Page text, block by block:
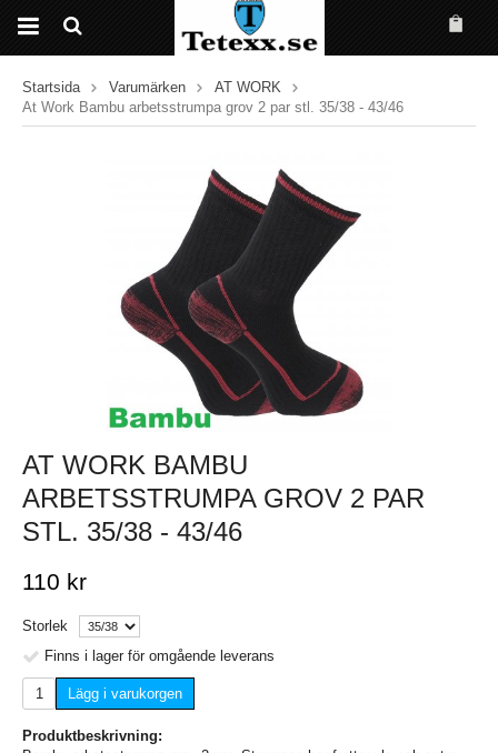
Startsida Varumärken
AT WORK
At Work Bambu arbetsstrumpa grov 2 par stl. 35/38 - 43/46
AT WORK BAMBU
ARBETSSTRUMPA GROV 2 PAR
STL. 35/38 - 43/46
110 kr
Storlek
Finns i lager för omgående leverans
Lägg i varukorgen
Produktbeskrivning: